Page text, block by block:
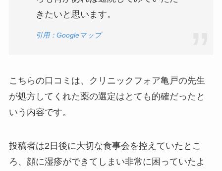
きたいと思います。
引用：Googleマップ
こちらの口コミは、クリニックフォア亀戸の先生
が処方してくれた薬の選定はとても的確だったと
いう内容です。
投稿者は2日後に大切な食事会を控えていたとこ
ろ、顔に湿疹ができてしまい非常に困っていたよ